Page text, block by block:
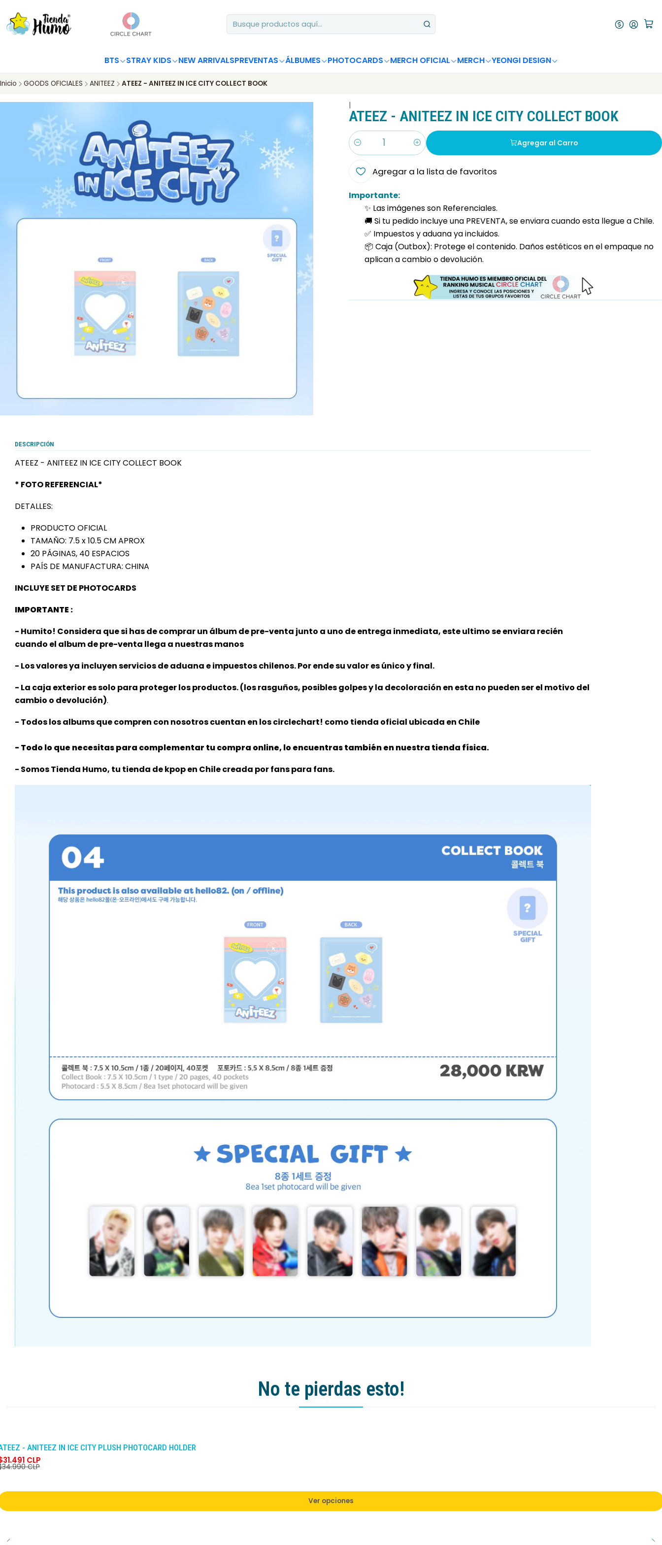
BTS STRAY KIDS NEW ARRIVALSPREVENTAS ÁLBUMES PHOTOCARDS MERCH OFICIAL MERCH YEONGI DESIGN
Inicio GOODS OFICIALES ANITEEZ ATEEZ - ANITEEZ IN ICE CITY COLLECT BOOK
|
ATEEZ - ANITEEZ IN ICE CITY COLLECT BOOK
Cantidad
Agregar al Carro
Agregar a la lista de favoritos
Importante:
✨ Las imágenes son Referenciales.
🚚 Si tu pedido incluye una PREVENTA, se enviara cuando esta llegue a Chile.
✅ Impuestos y aduana ya incluidos.
📦 Caja (Outbox): Protege el contenido. Daños estéticos en el empaque no
aplican a cambio o devolución.
DESCRIPCIÓN
ATEEZ - ANITEEZ IN ICE CITY COLLECT BOOK
* FOTO REFERENCIAL*
DETALLES:
PRODUCTO OFICIAL
TAMAÑO: 7.5 x 10.5 CM APROX
20 PÁGINAS, 40 ESPACIOS
PAÍS DE MANUFACTURA: CHINA
INCLUYE SET DE PHOTOCARDS
IMPORTANTE :
- Humito! Considera que si has de comprar un álbum de pre-venta junto a uno de entrega inmediata, este ultimo se enviara recién
cuando el album de pre-venta llega a nuestras manos
- Los valores ya incluyen servicios de aduana e impuestos chilenos. Por ende su valor es único y final.
- La caja exterior es solo para proteger los productos. (los rasguños, posibles golpes y la decoloración en esta no pueden ser el motivo del
cambio o devolución).
- Todos los albums que compren con nosotros cuentan en los circlechart! como tienda oficial ubicada en Chile
- Todo lo que necesitas para complementar tu compra online, lo encuentras también en nuestra tienda física.
- Somos Tienda Humo, tu tienda de kpop en Chile creada por fans para fans.
No te pierdas esto!
- ANITEEZ IN ICE CITY PLUSH PHOTOCARD HOLDER
CLP
CLP
Ver opciones